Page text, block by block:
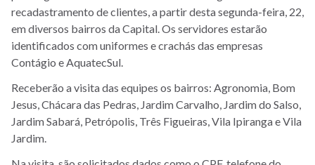
recadastramento de clientes, a partir desta segunda-feira, 22,
em diversos bairros da Capital. Os servidores estarão
identificados com uniformes e crachás das empresas
Contágio e AquatecSul.
Receberão a visita das equipes os bairros: Agronomia, Bom
Jesus, Chácara das Pedras, Jardim Carvalho, Jardim do Salso,
Jardim Sabará, Petrópolis, Três Figueiras, Vila Ipiranga e Vila
Jardim.